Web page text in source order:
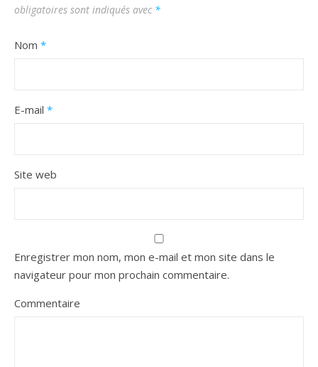
obligatoires sont indiqués avec *
Nom *
E-mail *
Site web
Enregistrer mon nom, mon e-mail et mon site dans le
navigateur pour mon prochain commentaire.
Commentaire